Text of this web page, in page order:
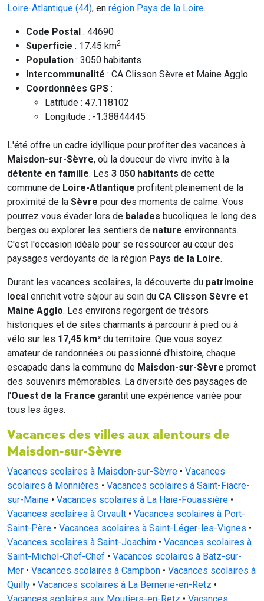
Loire-Atlantique (44), en région Pays de la Loire.
Code Postal : 44690
Superficie : 17.45 km2
Population : 3050 habitants
Intercommunalité : CA Clisson Sèvre et Maine Agglo
Coordonnées GPS :
Latitude : 47.118102
Longitude : -1.38844445
L'été offre un cadre idyllique pour profiter des vacances à
Maisdon-sur-Sèvre, où la douceur de vivre invite à la
détente en famille. Les 3 050 habitants de cette
commune de Loire-Atlantique profitent pleinement de la
proximité de la Sèvre pour des moments de calme. Vous
pourrez vous évader lors de balades bucoliques le long des
berges ou explorer les sentiers de nature environnants.
C'est l'occasion idéale pour se ressourcer au cœur des
paysages verdoyants de la région Pays de la Loire.
Durant les vacances scolaires, la découverte du patrimoine
local enrichit votre séjour au sein du CA Clisson Sèvre et
Maine Agglo. Les environs regorgent de trésors
historiques et de sites charmants à parcourir à pied ou à
vélo sur les 17,45 km² du territoire. Que vous soyez
amateur de randonnées ou passionné d'histoire, chaque
escapade dans la commune de Maisdon-sur-Sèvre promet
des souvenirs mémorables. La diversité des paysages de
l'Ouest de la France garantit une expérience variée pour
tous les âges.
Vacances des villes aux alentours de
Maisdon-sur-Sèvre
Vacances scolaires à Maisdon-sur-Sèvre • Vacances
scolaires à Monnières • Vacances scolaires à Saint-Fiacre-
sur-Maine • Vacances scolaires à La Haie-Fouassière •
Vacances scolaires à Orvault • Vacances scolaires à Port-
Saint-Père • Vacances scolaires à Saint-Léger-les-Vignes •
Vacances scolaires à Saint-Joachim • Vacances scolaires à
Saint-Michel-Chef-Chef • Vacances scolaires à Batz-sur-
Mer • Vacances scolaires à Campbon • Vacances scolaires à
Quilly • Vacances scolaires à La Bernerie-en-Retz •